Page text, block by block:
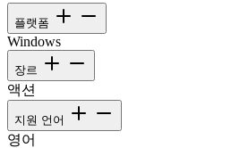
플랫폼
Windows
장르
액션
지원 언어
영어